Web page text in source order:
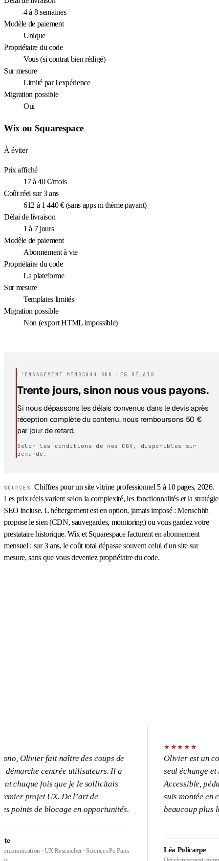
4 à 8 semaines
Modèle de paiement
Unique
Propriétaire du code
Vous (si contrat bien rédigé)
Sur mesure
Limité par l'expérience
Migration possible
Oui
Wix ou Squarespace
À éviter
Prix affiché
17 à 40 €/mois
Coût réel sur 3 ans
612 à 1 440 € (sans apps ni thème payant)
Délai de livraison
1 à 7 jours
Modèle de paiement
Abonnement à vie
Propriétaire du code
La plateforme
Sur mesure
Templates limités
Migration possible
Non (export HTML impossible)
L'ENGAGEMENT MENSCHHH SUR LES DÉLAIS
Trente jours, sinon nous vous payons.
Si nous dépassons les délais convenus dans le devis après
réception complète du contenu, nous remboursons 50 €
par jour de retard.
Selon les conditions de nos CGV, disponibles sur
demande.
SOURCESChiffres pour un site vitrine professionnel 5 à 10 pages, 2026.
Les prix réels varient selon la complexité, les fonctionnalités et la stratégie
SEO incluse. L'hébergement est en option, jamais imposé : Menschhh
propose le sien (CDN, sauvegardes, monitoring) ou vous gardez votre
prestataire historique. Wix et Squarespace facturent en abonnement
mensuel : sur 3 ans, le coût total dépasse souvent celui d'un site sur
mesure, sans que vous deveniez propriétaire du code.
fait naître des coups de
centrée utilisateurs. Il a
fois que je le sollicitais
UX. De l’art de
de blocage en opportunités.
· UX Researcher · Sciences Po Paris
★
Olivier est un
seul échange et l’UX
Accessible,
suis montée en
beaucoup plus loin sur
Léa Policarpe